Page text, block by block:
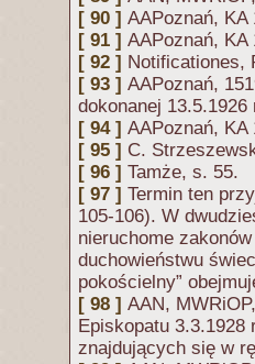
[ 90 ] AAPoznań, KA
[ 91 ] AAPoznań,
[ 92 ] Notificationes,
[ 93 ] AAPoznań,
dokonanej 13.5.1926
[ 94 ] AAPoznań, KA
[ 95 ] C.
[ 96 ] Tamże, s. 55.
[ 97 ] Termin ten
105-106). W
nieruchome
duchowieństwu
pokościelny”
[ 98 ] AAN,
Episkopatu 3.3.1928
znajdujących się w